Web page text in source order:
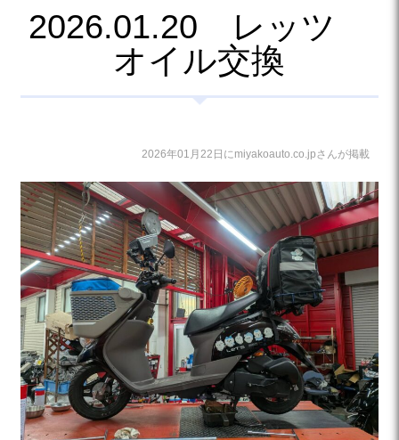
2026.01.20 レッツ
オイル交換
2026年01月22日にmiyakoauto.co.jpさんが掲載